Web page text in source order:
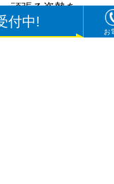
頑張る姿勢を...
付中!
お